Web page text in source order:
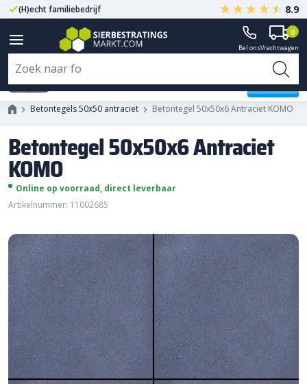
(H)echt familiebedrijf Gegarandeerd A-kwaliteit
8.9
Bel onsVrachtwagen
0
Betontegels 50x50 antraciet Betontegel 50x50x6 Antraciet KOMO
Betontegel 50x50x6 Antraciet
KOMO
Online op voorraad, direct leverbaar
Artikelnummer: 11002685
Betontegel 50x50x6 Antraciet
KOMO